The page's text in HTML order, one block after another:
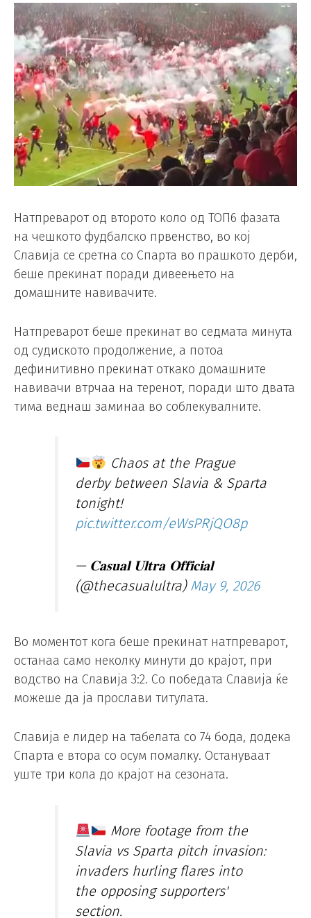
Натпреварот од второто коло од ТОП6 фазата
на чешкото фудбалско првенство, во кој
Славија се сретна со Спарта во прашкото дерби,
беше прекинат поради дивеењето на
домашните навивачите.
Натпреварот беше прекинат во седмата минута
од судиското продолжение, а потоа
дефинитивно прекинат откако домашните
навивачи втрчаа на теренот, поради што двата
тима веднаш заминаа во соблекувалните.
Chaos at the Prague
derby between Slavia & Sparta
tonight!
pic.twitter.com/eWsPRjQO8p
— 𝐂𝐚𝐬𝐮𝐚𝐥 𝐔𝐥𝐭𝐫𝐚 𝐎𝐟𝐟𝐢𝐜𝐢𝐚𝐥
(@thecasualultra) May 9, 2026
Во моментот кога беше прекинат натпреварот,
останаа само неколку минути до крајот, при
водство на Славија 3:2. Со победата Славија ќе
можеше да ја прослави титулата.
Славија е лидер на табелата со 74 бода, додека
Спарта е втора со осум помалку. Остануваат
уште три кола до крајот на сезоната.
More footage from the
Slavia vs Sparta pitch invasion:
invaders hurling flares into
the opposing supporters'
section.